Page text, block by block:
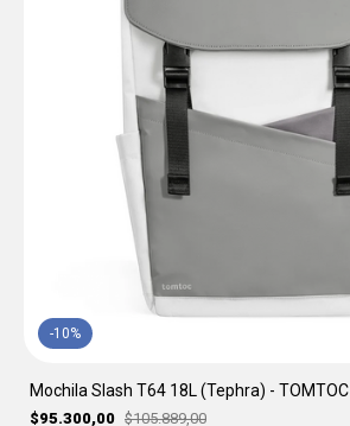
-10%
Mochila Slash T64 18L (Tephra) - TOMTOC
$95.300,00 $105.889,00